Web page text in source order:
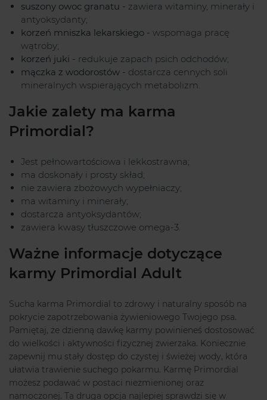
suszony owoc granatu - zawiera witaminy, minerały i
antyoksydanty;
korzeń mniszka lekarskiego - wspomaga pracę
wątroby;
korzeń juki - redukuje zapach psich odchodów;
mączka z wodorostów - dostarcza cennych soli
mineralnych wspierających metabolizm.
Jakie zalety ma karma
Primordial?
Jest pełnowartościowa i lekkostrawna;
ma doskonały i prosty skład;
nie zawiera zbożowych wypełniaczy;
ma witaminy i minerały;
dostarcza antyoksydantów;
zawiera kwasy tłuszczowe omega-3.
Ważne informacje dotyczące
karmy Primordial Adult
Sucha karma Primordial to zdrowy i naturalny sposób na
pokrycie zapotrzebowania żywieniowego Twojego psa.
Pamiętaj, że dzienną dawkę karmy powinieneś dostosować
do wielkości i aktywności fizycznej zwierzaka. Koniecznie
zapewnij mu stały dostęp do czystej i świeżej wody, która
ułatwia trawienie suchego pokarmu. Karmę Primordial
możesz podawać w postaci niezmienionej oraz
namoczonej. Ta druga opcja najlepiej sprawdzi się w